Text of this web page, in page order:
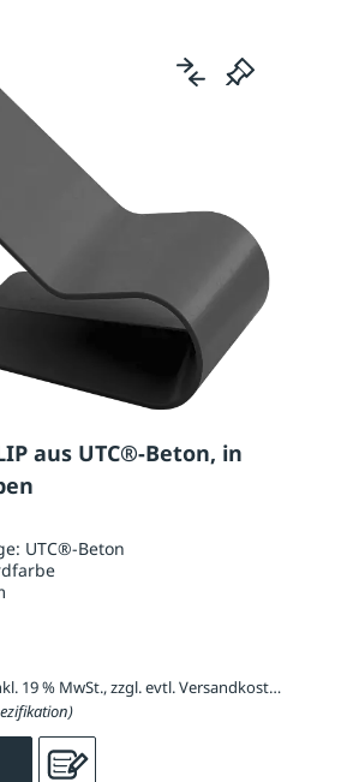
aus UTC®-Beton, in
UTC®-Beton
1.399,44 € / Stück inkl. 19 % MwSt., zzgl. evtl. Versandkosten